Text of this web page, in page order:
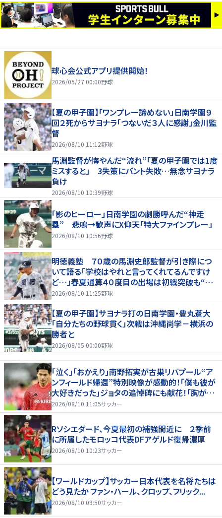
球心会公式アプリ提供開始！
2026/05/27 00:00野球
【夏の甲子園】「ワンプレー諦めない」日南学園９
回２死からサヨナラ「つないだ３人に感謝」金川監
督
2026/08/10 11:12野球
馬淵監督が悔やんだ“流れ”「夏の甲子園では1度
ミスすると」 3失策にバント失敗…無念サヨナラ
負け
2026/08/10 10:39野球
「影のヒーロー」日南学園の劇勝呼んだ“神走
塁” 悲鳴→歓声にX仰天「特大ファインプレー」
2026/08/10 10:56野球
明徳義塾 ７０歳の馬淵史郎監督が引き際につ
いて語る「学校はやれと言ってくれてるんですけ
ど…」春夏通算４０度目の出場は初戦突破も“馬
淵節”炸裂
2026/08/10 11:25野球
【夏の甲子園】サヨナラ打の日南学園・豊丸蒼大
「自分たちの野球貫く」次戦は沖縄尚学－横浜の
勝者と
2026/08/05 00:00野球
｢泣く｣｢おかえり｣南野拓実が古巣リバプール“ア
ンフィールド帰還”特別映像が感動的！｢僕も彼が
大好きだった｣ジョタの追悼碑にも献花！｢胸が熱
くなります…｣
2026/08/10 11:05サッカー
Rソシエダード、今夏最初の補強間近に ２季前
に所属したモロッコ代表DFアゲルド復帰濃厚
2026/08/10 10:23サッカー
【ワールドカップ】サッカー日本代表を名将たちは
どう見たか ファン・ハール、クロップ、フリック...
2026/08/10 09:50サッカー